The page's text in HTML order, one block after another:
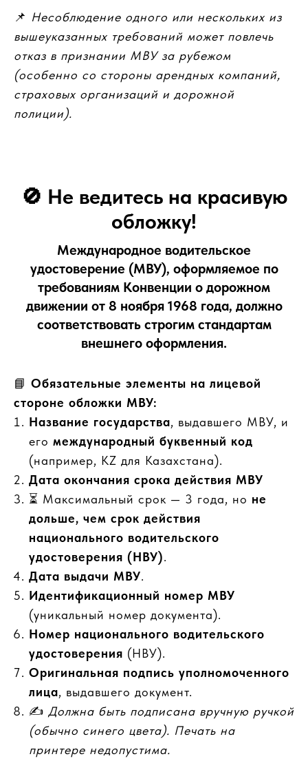
📌 Несоблюдение одного или нескольких из
вышеуказанных требований может повлечь
отказ в признании МВУ за рубежом
(особенно со стороны арендных компаний,
страховых организаций и дорожной
полиции).
🚫 Не ведитесь на красивую
обложку!
Международное водительское
удостоверение (МВУ), оформляемое по
требованиям Конвенции о дорожном
движении от 8 ноября 1968 года, должно
соответствовать строгим стандартам
внешнего оформления.
📘 Обязательные элементы на лицевой
стороне обложки МВУ:
Название государства, выдавшего МВУ, и
его международный буквенный код
(например, KZ для Казахстана).
Дата окончания срока действия МВУ
⏳ Максимальный срок — 3 года, но не
дольше, чем срок действия
национального водительского
удостоверения (НВУ).
Дата выдачи МВУ.
Идентификационный номер МВУ
(уникальный номер документа).
Номер национального водительского
удостоверения (НВУ).
Оригинальная подпись уполномоченного
лица, выдавшего документ.
✍️ Должна быть подписана вручную ручкой
(обычно синего цвета). Печать на
принтере недопустима.